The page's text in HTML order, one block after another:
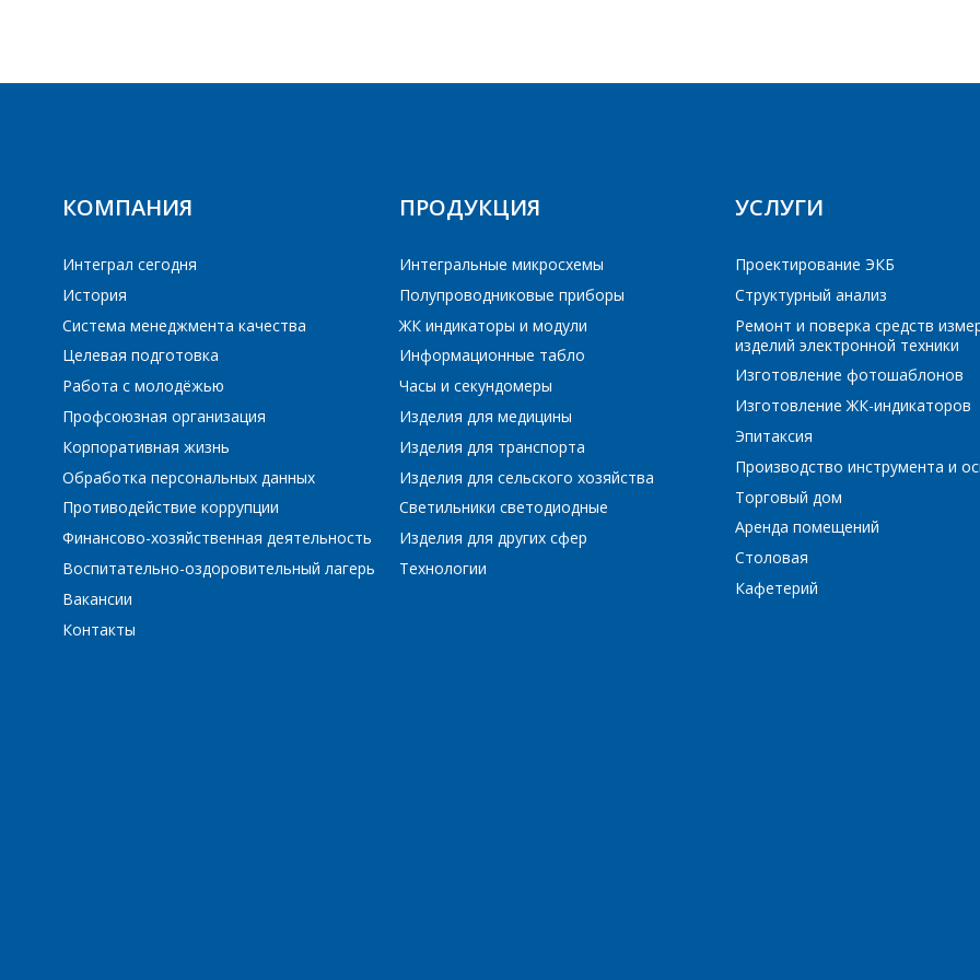
ПЕРЕЙТИ В КОРЗИНУ ПРОДОЛЖИТЬ ПОКУПКИ
КОМПАНИЯ
Интеграл сегодня
История
Система менеджмента качества
Целевая подготовка
Работа с молодёжью
Профсоюзная организация
Корпоративная жизнь
Обработка персональных данных
Противодействие коррупции
Финансово-хозяйственная деятельность
Воспитательно-оздоровительный лагерь
Вакансии
Контакты
ПРОДУКЦИЯ
Интегральные микросхемы
Полупроводниковые приборы
ЖК индикаторы и модули
Информационные табло
Часы и секундомеры
Изделия для медицины
Изделия для транспорта
Изделия для сельского хозяйства
Светильники светодиодные
Изделия для других сфер
Технологии
УСЛУГИ
Проектирование ЭКБ
Структурный анализ
Ремонт и поверка средств
изделий электронной техники
Изготовление фотошаблонов
Изготовление ЖК-индикаторов
Эпитаксия
Производство инструмента и
Торговый дом
Аренда помещений
Столовая
Кафетерий
Комментарий
Я согласен на обработку персональных данных*
*- обязательные поля